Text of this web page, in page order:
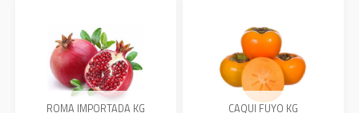
ROMA IMPORTADA KG CAQUI FUYO KG